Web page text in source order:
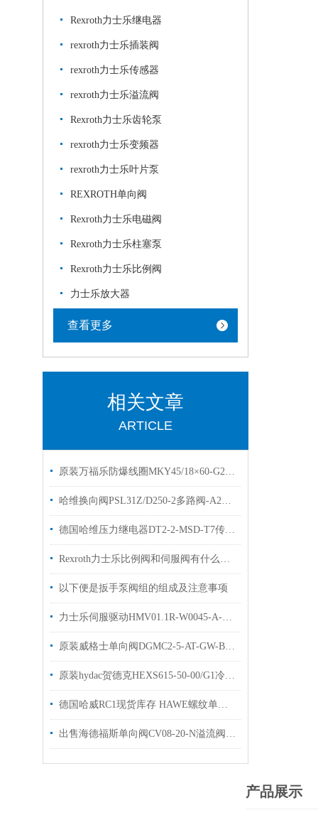
Rexroth力士乐继电器
rexroth力士乐插装阀
rexroth力士乐传感器
rexroth力士乐溢流阀
Rexroth力士乐齿轮泵
rexroth力士乐变频器
rexroth力士乐叶片泵
REXROTH单向阀
Rexroth力士乐电磁阀
Rexroth力士乐柱塞泵
Rexroth力士乐比例阀
力士乐放大器
查看更多
相关文章
ARTICLE
原装万福乐防爆线圈MKY45/18×60-G24现货出售
哈维换向阀PSL31Z/D250-2多路阀-A2L25/25EA2两联
德国哈维压力继电器DT2-2-MSD-T7传感器直销
Rexroth力士乐比例阀和伺服阀有什么区别？看完这篇文章你就明白了
以下便是扳手泵阀组的组成及注意事项
力士乐伺服驱动HMV01.1R-W0045-A-07技术参数
原装威格士单向阀DGMC2-5-AT-GW-BT溢流阀简介
原装hydac贺德克HEXS615-50-00/G1冷却器优势出售
德国哈威RC1现货库存 HAWE螺纹单向阀RC系列
出售海德福斯单向阀CV08-20-N溢流阀HYDRAFORCE
产品展示